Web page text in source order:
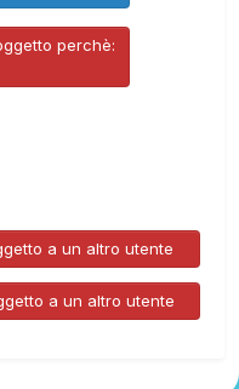
perchè:
a un altro utente
a un altro utente